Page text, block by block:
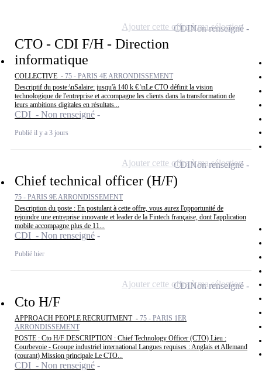
CTO - CDI F/H - Direction
informatique
COLLECTIVE - 75 - PARIS 4E ARRONDISSEMENT
Descriptif du poste:\nSalaire: jusqu'à 140 k € \nLe CTO définit la vision
technologique de l'entreprise et accompagne les clients dans la transformation de
leurs ambitions digitales en résultats...
CDI - Non renseigné
Publié il y a 3 jours
CDINon renseigné
Ajouter cette offre à ma sélection
Chief technical officer (H/F)
75 - PARIS 9E ARRONDISSEMENT
Description du poste : En postulant à cette offre, vous aurez l'opportunité de
rejoindre une entreprise innovante et leader de la Fintech française, dont l'application
mobile accompagne plus de 11...
CDI - Non renseigné
Publié hier
CDINon renseigné
Ajouter cette offre à ma sélection
Cto H/F
APPROACH PEOPLE RECRUITMENT - 75 - PARIS 1ER
ARRONDISSEMENT
POSTE : Cto H/F DESCRIPTION : Chief Technology Officer (CTO) Lieu :
Courbevoie - Groupe industriel international Langues requises : Anglais et Allemand
(courant) Mission principale Le CTO...
CDI - Non renseigné
CDINon renseigné
Ajouter cette offre à ma sélection